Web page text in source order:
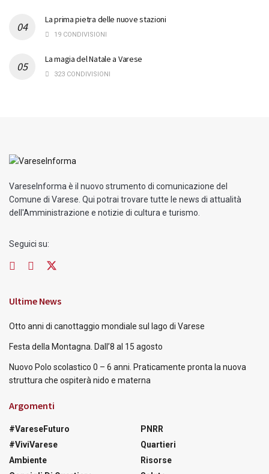
La prima pietra delle nuove stazioni
19 CONDIVISIONI
La magia del Natale a Varese
323 CONDIVISIONI
VareseInforma è il nuovo strumento di comunicazione del
Comune di Varese. Qui potrai trovare tutte le news di attualità
dell'Amministrazione e notizie di cultura e turismo.
Seguici su:
Ultime News
Otto anni di canottaggio mondiale sul lago di Varese
Festa della Montagna. Dall’8 al 15 agosto
Nuovo Polo scolastico 0 – 6 anni. Praticamente pronta la nuova
struttura che ospiterà nido e materna
Argomenti
#VareseFuturo
#ViviVarese
Ambiente
PNRR
Quartieri
Risorse